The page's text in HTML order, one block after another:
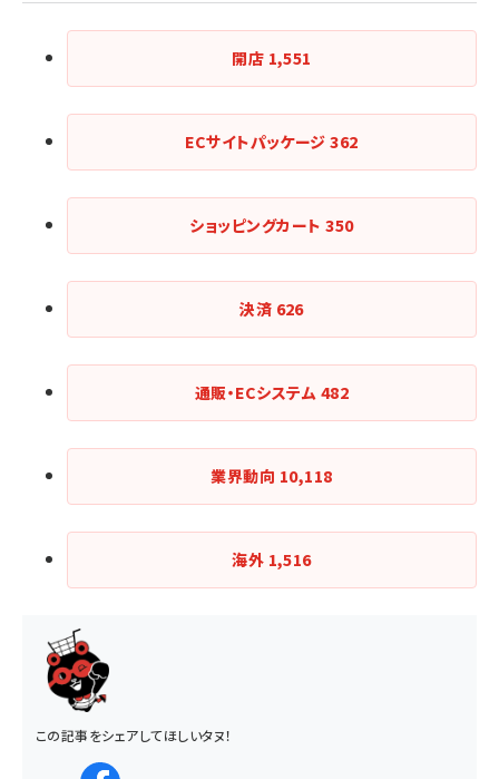
開店 1,551
ECサイトパッケージ362
ショッピングカート350
決済 626
通販・ECシステム 482
業界動向 10,118
海外 1,516
この記事をシェアしてほしいタヌ！